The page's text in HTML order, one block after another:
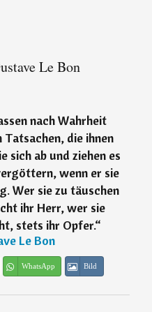
Le Bon
nach Wahrheit
die ihnen
sich ab und ziehen es
wenn er sie
Wer sie zu täuschen
ihr Herr, wer sie
stets ihr Opfer.“
Le Bon
WhatsApp Bild